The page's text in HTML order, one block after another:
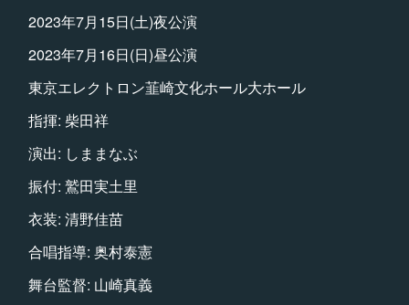
2023年7月15日(土)夜公演
2023年7月16日(日)昼公演
東京エレクトロン韮崎文化ホール大ホール
指揮: 柴田祥
演出: しままなぶ
振付: 鷲田実土里
衣装: 清野佳苗
合唱指導: 奥村泰憲
舞台監督: 山崎真義